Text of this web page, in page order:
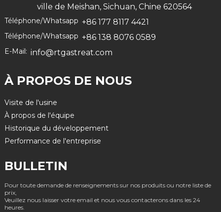
ville de Meishan, Sichuan, Chine 620564
Téléphone/Whatsapp +86 177 8117 4421
Téléphone/Whatsapp +86 138 8076 0589
E-Mail: info@rtgastreat.com
À PROPOS DE NOUS
Visite de l'usine
À propos de l'équipe
Historique du développement
Performance de l'entreprise
BULLETIN
Pour toute demande de renseignements sur nos produits ou notre liste de
prix,
Veuillez nous laisser votre email et nous vous contacterons dans les 24
heures.